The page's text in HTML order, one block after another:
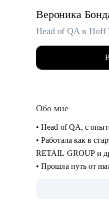
Вероника
Head of QA в Hoff
Обо мне
• Head of QA, c
• Работала как в
RETAIL GROUP и
• Прошла путь от